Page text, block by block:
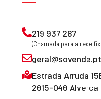
219 937 287
(Chamada para a rede
geral@sovende.pt
Estrada Arruda
2615-046 Alverca